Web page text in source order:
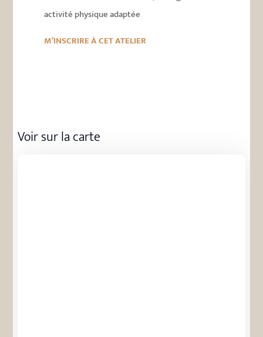
activité physique adaptée
M’INSCRIRE À CET ATELIER
Voir sur la carte